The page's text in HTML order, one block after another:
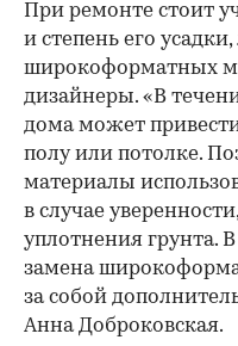
При ремонте стоит
и степень его
широкоформатных
дизайнеры. «В
дома может
полу или потолке.
материалы
в случае
уплотнения грунта.
замена
за собой
Анна Доброковская.